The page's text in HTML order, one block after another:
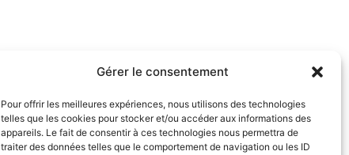
Gérer le consentement
Pour offrir les meilleures expériences, nous utilisons des technologies
telles que les cookies pour stocker et/ou accéder aux informations des
appareils. Le fait de consentir à ces technologies nous permettra de
traiter des données telles que le comportement de navigation ou les ID